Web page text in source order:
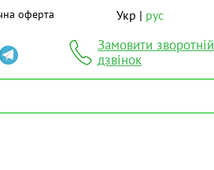
оферта Укр рус
Замовити зворотній
дзвінок